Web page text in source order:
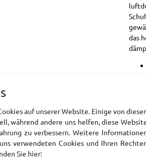
das
auf unserer Website. Einige von
während andere uns helfen, diese
zu verbessern. Weitere
verwendeten Cookies und Ihren
Sie hier: